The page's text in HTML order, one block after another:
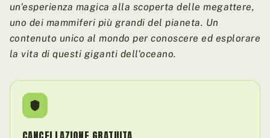
un'esperienza magica alla scoperta delle megattere,
uno dei mammiferi più grandi del pianeta. Un
contenuto unico al mondo per conoscere ed esplorare
la vita di questi giganti dell'oceano.